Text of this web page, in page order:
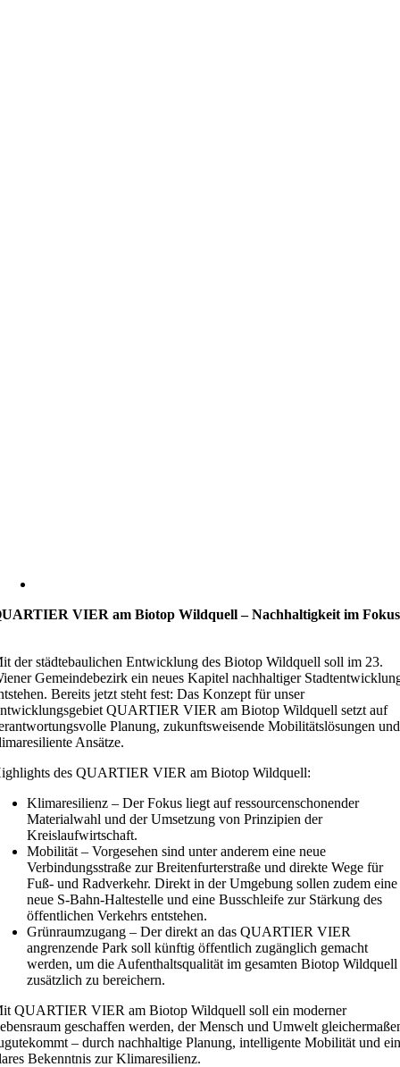
VIER am Biotop Wildquell – Nachhaltigkeit im Fokus
der städtebaulichen Entwicklung des Biotop Wildquell soll im 23.
Gemeindebezirk ein neues Kapitel nachhaltiger
Bereits jetzt steht fest: Das Konzept für unser
QUARTIER VIER am Biotop Wildquell setzt auf
Planung, zukunftsweisende Mobilitätslösungen und
Ansätze.
des QUARTIER VIER am Biotop Wildquell:
Klimaresilienz – Der Fokus liegt auf ressourcenschonender
Materialwahl und der Umsetzung von Prinzipien der
Kreislaufwirtschaft.
Mobilität – Vorgesehen sind unter anderem eine neue
Verbindungsstraße zur Breitenfurterstraße und direkte Wege für
Fuß- und Radverkehr. Direkt in der Umgebung sollen zudem eine
neue S-Bahn-Haltestelle und eine Busschleife zur Stärkung des
öffentlichen Verkehrs entstehen.
Grünraumzugang – Der direkt an das QUARTIER VIER
angrenzende Park soll künftig öffentlich zugänglich gemacht
werden, um die Aufenthaltsqualität im gesamten Biotop Wildquell
zusätzlich zu bereichern.
QUARTIER VIER am Biotop Wildquell soll ein moderner
geschaffen werden, der Mensch und Umwelt
– durch nachhaltige Planung, intelligente Mobilität und
Bekenntnis zur Klimaresilienz.